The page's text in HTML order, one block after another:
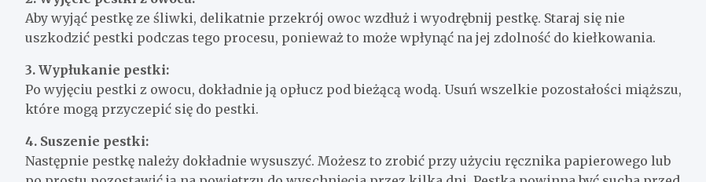
Aby wyjąć pestkę ze śliwki, delikatnie przekrój owoc wzdłuż i wyodrębnij pestkę. Staraj się nie
uszkodzić pestki podczas tego procesu, ponieważ to może wpłynąć na jej zdolność do kiełkowania.
3. Wypłukanie pestki:
Po wyjęciu pestki z owocu, dokładnie ją opłucz pod bieżącą wodą. Usuń wszelkie pozostałości miąższu,
które mogą przyczepić się do pestki.
4. Suszenie pestki:
Następnie pestkę należy dokładnie wysuszyć. Możesz to zrobić przy użyciu ręcznika papierowego lub